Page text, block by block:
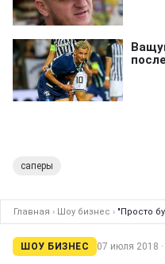
саперы
Главная › Шоу бизнес › "Просто
ШОУ БИЗНЕС 07 июля 2018 ·